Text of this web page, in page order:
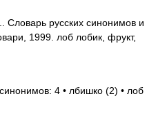
русских синонимов и
1999. лоб лобик, фрукт,
4 • лбишко (2) • лоб